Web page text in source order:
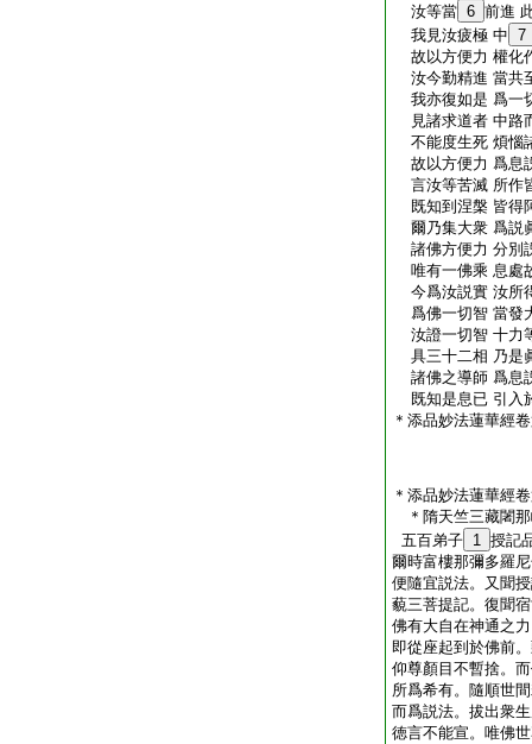
汝等當 6 前進
我見汝疲極 中 7
故以方便力 權化
汝今勤精進 當共
我亦復如是 爲一
見諸求道者 中路
不能度生死 煩惱
故以方便力 爲息
言汝等苦滅 所作
既知到涅槃 皆得
爾乃集大衆 爲説
諸佛方便力 分別
唯有一佛乘 息處
今爲汝説實 汝所
爲佛一切智 當發
汝證一切智 十力
具三十二相 乃是
諸佛之導師 爲息
既知是息已 引入
＊添品妙法蓮華經
＊添品妙法蓮華經
＊隋天竺三藏闍
五百弟子 1 授記
爾時富樓那彌多羅
便隨宜説法。又聞
藐三菩提記。復聞
佛有大自在神通之
即從座起到於佛前
仰尊顏目不暫捨。
所爲希有。隨順世
而爲説法。拔出衆
徳言不能宣。唯佛